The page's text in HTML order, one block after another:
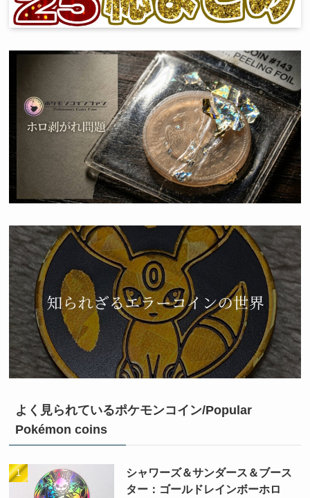
よく見られているポケモンコイン/Popular
Pokémon coins
シャワーズ＆サンダース＆ブース
ター：ゴールドレインボーホロ